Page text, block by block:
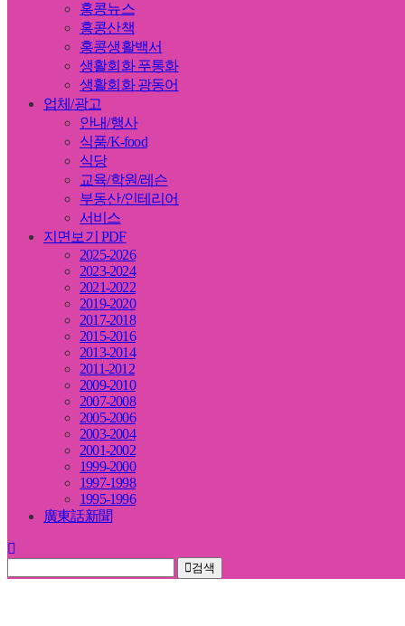
홍콩뉴스
홍콩산책
홍콩생활백서
생활회화 푸통화
생활회화 광동어
업체/광고
안내/행사
식품/K-food
식당
교육/학원/레슨
부동산/인테리어
서비스
지면보기 PDF
2025-2026
2023-2024
2021-2022
2019-2020
2017-2018
2015-2016
2013-2014
2011-2012
2009-2010
2007-2008
2005-2006
2003-2004
2001-2002
1999-2000
1997-1998
1995-1996
廣東話新聞
검색